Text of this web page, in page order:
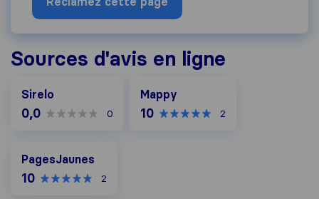
Sources d'avis en ligne
Sirelo
0,0 0
Mappy
10 2
PagesJaunes
10 2